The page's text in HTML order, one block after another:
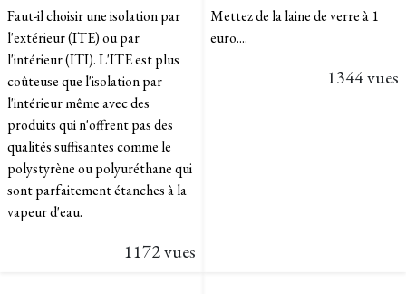
Faut-il choisir une isolation par
l'extérieur (ITE) ou par
l'intérieur (ITI). L'ITE est plus
coûteuse que l'isolation par
l'intérieur même avec des
produits qui n'offrent pas des
qualités suffisantes comme le
polystyrène ou polyuréthane qui
sont parfaitement étanches à la
vapeur d'eau.
1172 vues
Mettez de la laine de verre à 1
euro....
1344 vues